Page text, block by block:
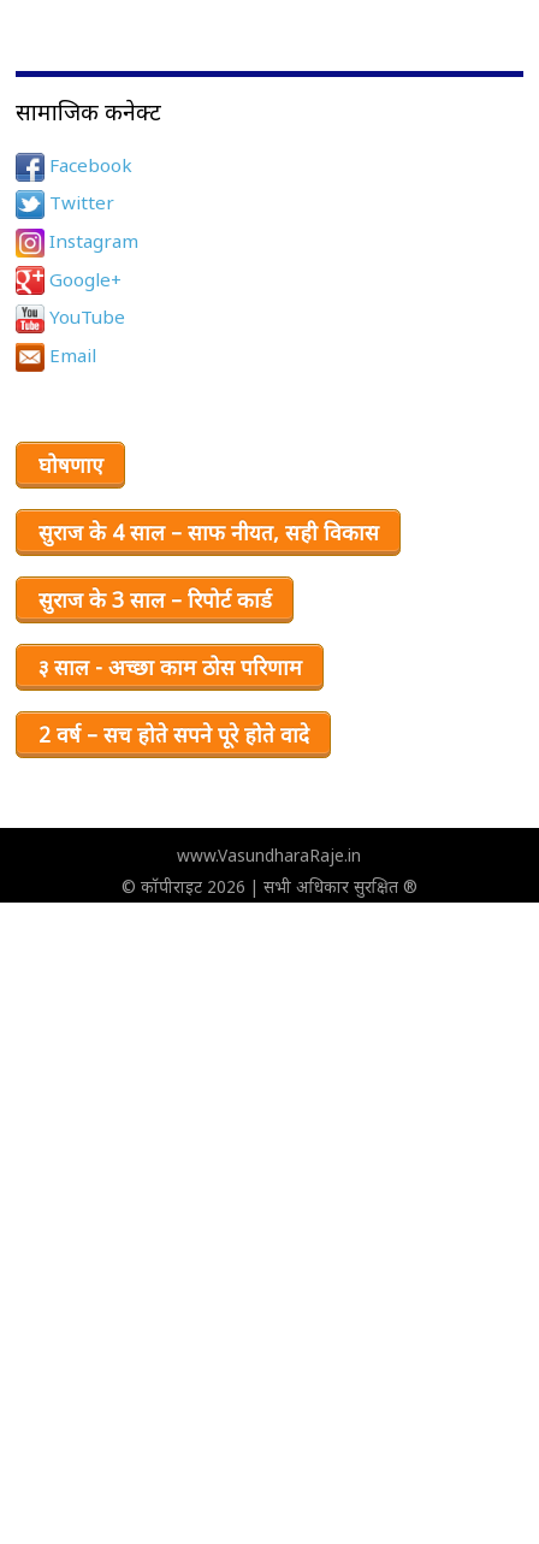
सामाजिक कनेक्ट
Facebook
Twitter
Instagram
Google+
YouTube
Email
घोषणाए
सुराज के 4 साल – साफ नीयत, सही विकास
सुराज के 3 साल – रिपोर्ट कार्ड
३ साल - अच्छा काम ठोस परिणाम
2 वर्ष – सच होते सपने पूरे होते वादे
www.VasundharaRaje.in
© कॉपीराइट 2026 | सभी अधिकार सुरक्षित ®